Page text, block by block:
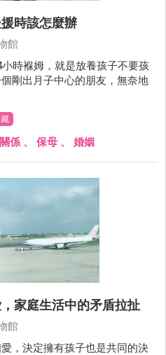
時該怎麼辦
館
小時褓姆，就是放養孩子不要孩
剛出月子中心的朋友，無奈地
係 、 保母 、 婚姻
家庭生活中的矛盾拉扯
館
，決定擁有孩子也是共同的決